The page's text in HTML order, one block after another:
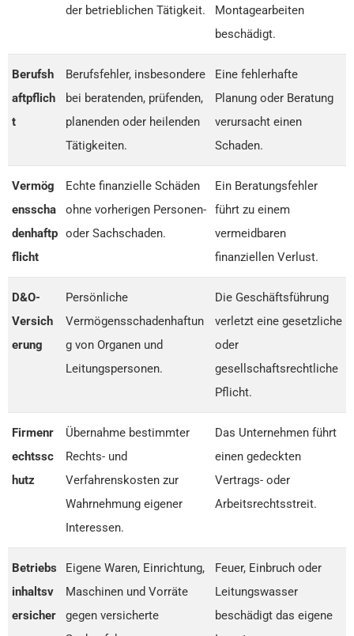
der betrieblichen Tätigkeit.
Montagearbeiten
beschädigt.
Berufsh
aftpflich
t
Berufsfehler, insbesondere
bei beratenden, prüfenden,
planenden oder heilenden
Tätigkeiten.
Eine fehlerhafte
Planung oder Beratung
verursacht einen
Schaden.
Vermög
ensscha
denhaftp
flicht
Echte finanzielle Schäden
ohne vorherigen Personen-
oder Sachschaden.
Ein Beratungsfehler
führt zu einem
vermeidbaren
finanziellen Verlust.
D&O-
Versich
erung
Persönliche
Vermögensschadenhaftun
g von Organen und
Leitungspersonen.
Die Geschäftsführung
verletzt eine gesetzliche
oder
gesellschaftsrechtliche
Pflicht.
Firmenr
echtssc
hutz
Übernahme bestimmter
Rechts- und
Verfahrenskosten zur
Wahrnehmung eigener
Interessen.
Das Unternehmen führt
einen gedeckten
Vertrags- oder
Arbeitsrechtsstreit.
Betriebs
inhaltsv
ersicher
Eigene Waren, Einrichtung,
Maschinen und Vorräte
gegen versicherte
Feuer, Einbruch oder
Leitungswasser
beschädigt das eigene